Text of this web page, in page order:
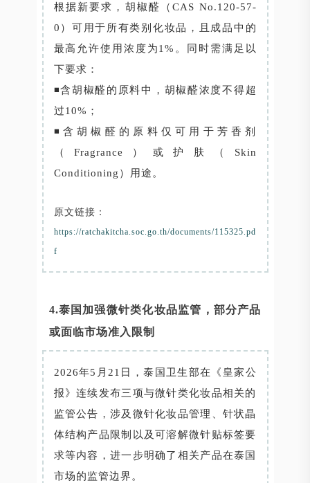
根据新要求，胡椒醛（CAS No.120-57-
0）可用于所有类别化妆品，且成品中的
最高允许使用浓度为1%。同时需满足以
下要求：
◾含胡椒醛的原料中，胡椒醛浓度不得超
过10%；
◾含胡椒醛的原料仅可用于芳香剂
（Fragrance）或护肤（Skin
Conditioning）用途。
原文链接：
https://ratchakitcha.soc.go.th/documents/115325.pd
f
4.泰国加强微针类化妆品监管，部分产品
或面临市场准入限制
2026年5月21日，泰国卫生部在《皇家公
报》连续发布三项与微针类化妆品相关的
监管公告，涉及微针化妆品管理、针状晶
体结构产品限制以及可溶解微针贴标签要
求等内容，进一步明确了相关产品在泰国
市场的监管边界。